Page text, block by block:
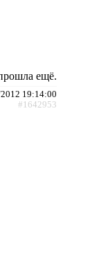
ещё.
19:14:00
#1642953